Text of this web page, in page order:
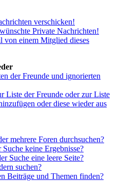
verschicken!
Private Nachrichten!
von einem Mitglied dieses
der Freunde und ignorierten
Liste der Freunde oder zur Liste
oder diese wieder aus
mehrere Foren durchsuchen?
keine Ergebnisse?
Suche eine leere Seite?
suchen?
Beiträge und Themen finden?